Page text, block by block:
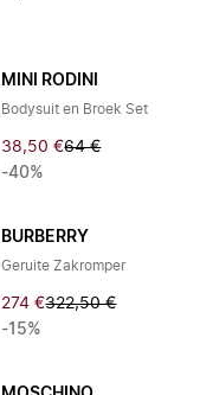
MINI RODINI
Bodysuit en Broek Set
38,50 €64 €
-40%
BURBERRY
Geruite Zakromper
274 €322,50 €
-15%